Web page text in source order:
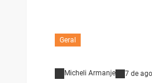
Geral
Micheli Armanje 7 de